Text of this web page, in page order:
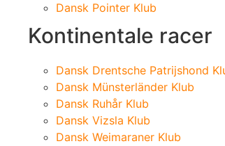
Dansk Pointer Klub
Kontinentale racer
Dansk Drentsche Patrijshond
Dansk Münsterländer Klub
Dansk Ruhår Klub
Dansk Vizsla Klub
Dansk Weimaraner Klub